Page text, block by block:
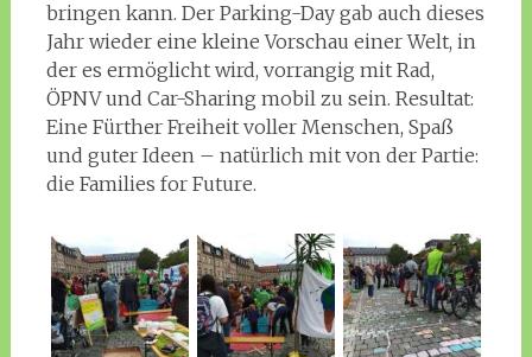
bringen kann. Der Parking-Day gab auch dieses
Jahr wieder eine kleine Vorschau einer Welt, in
der es ermöglicht wird, vorrangig mit Rad,
ÖPNV und Car-Sharing mobil zu sein. Resultat:
Eine Fürther Freiheit voller Menschen, Spaß
und guter Ideen – natürlich mit von der Partie:
die Families for Future.